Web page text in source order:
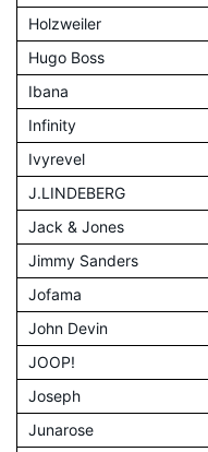
Holzweiler
Hugo Boss
Ibana
Infinity
Ivyrevel
J.LINDEBERG
Jack & Jones
Jimmy Sanders
Jofama
John Devin
JOOP!
Joseph
Junarose